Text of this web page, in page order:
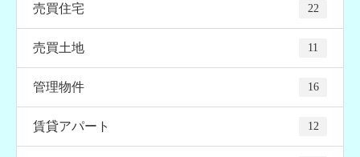
売買住宅 22
売買土地 11
管理物件 16
賃貸アパート 12